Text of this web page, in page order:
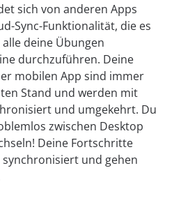
sich von anderen Apps
Sync-Funktionalität, die es
deine Übungen
durchzuführen. Deine
mobilen App sind immer
Stand und werden mit
und umgekehrt. Du
zwischen Desktop
Deine Fortschritte
und gehen